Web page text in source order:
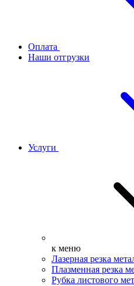
Оплата
Наши отгрузки
Услуги
к меню
Лазерная резка
Плазменная резка
Рубка листового